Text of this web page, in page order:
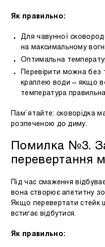
Як правильно:
Для чавунної
на максимальному
Оптимальна
Перевірити можна без
краплею води – якщо
температура
Пам`ятайте: сковорідка
розпеченою до диму.
Помилка №3.
перевертання
Під час смаження
вона створює апетитну
Якщо перевертати стейк
встигає відбутися.
Як правильно: